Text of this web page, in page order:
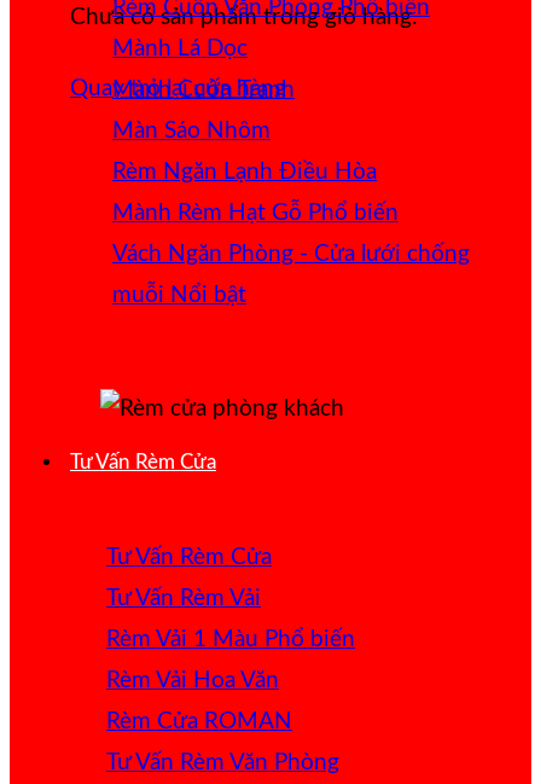
Chưa có sản phẩm trong giỏ hàng.
Quay trở lại cửa hàng
Rèm Cuốn Văn Phòng
Mành Lá Dọc
Mành Cuốn Tranh
Màn Sáo Nhôm
Rèm Ngăn Lạnh Điều Hòa
Mành Rèm Hạt Gỗ
Vách Ngăn Phòng - Cửa lưới chống
muỗi
Tư Vấn Rèm Cửa
Tư Vấn Rèm Cửa
Tư Vấn Rèm Vải
Rèm Vải 1 Màu
Rèm Vải Hoa Văn
Rèm Cửa ROMAN
Tư Vấn Rèm Văn Phòng